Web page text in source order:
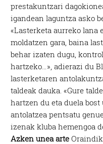
prestakuntzari
igandean laguntza asko
«Lasterketa aurreko
moldatzen gara, baina
behar izaten dugu,
hartzeko…», adierazi du
lasterketaren
taldeak dauka. «Gure
hartzen du eta duela
antolatzea pentsatu
izenak kluba hemengoa
Azken unea arte